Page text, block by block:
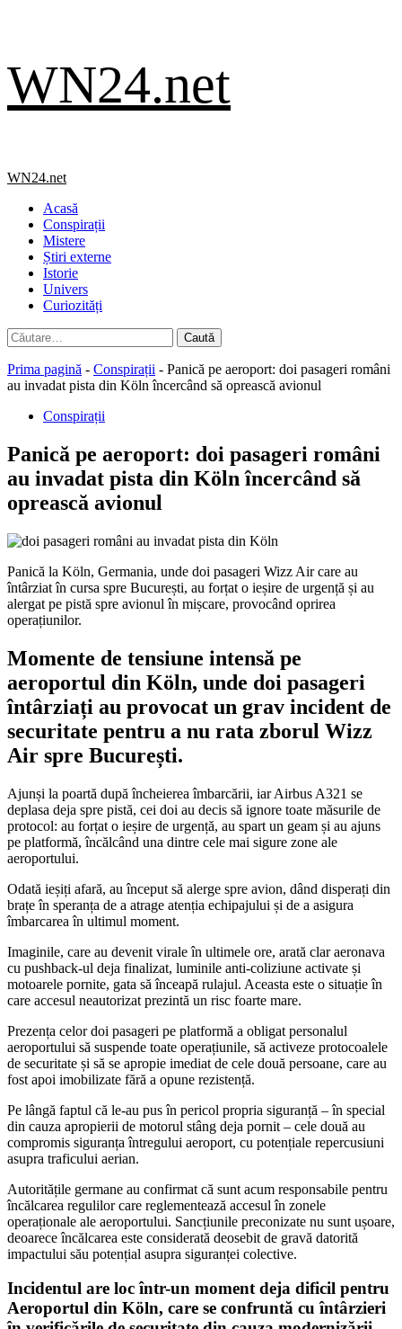
to
content
WN24.net
Primary
WN24.net
Acasă
Conspirații
Mistere
Știri externe
Istorie
Univers
Curiozități
Caută
după:
Prima pagină - Conspirații - Panică pe aeroport: doi pasageri români
au invadat pista din Köln încercând să oprească avionul
Conspirații
Panică pe aeroport: doi pasageri români
au invadat pista din Köln încercând să
oprească avionul
Panică la Köln, Germania, unde doi pasageri Wizz Air care au
întârziat în cursa spre București, au forțat o ieșire de urgență și au
alergat pe pistă spre avionul în mișcare, provocând oprirea
operațiunilor.
Momente de tensiune intensă pe
aeroportul din Köln, unde doi pasageri
întârziați au provocat un grav incident de
securitate pentru a nu rata zborul Wizz
Air spre București.
Ajunși la poartă după încheierea îmbarcării, iar Airbus A321 se
deplasa deja spre pistă, cei doi au decis să ignore toate măsurile de
protocol: au forțat o ieșire de urgență, au spart un geam și au ajuns
pe platformă, încălcând una dintre cele mai sigure zone ale
aeroportului.
Odată ieșiți afară, au început să alerge spre avion, dând disperați din
brațe în speranța de a atrage atenția echipajului și de a asigura
îmbarcarea în ultimul moment.
Imaginile, care au devenit virale în ultimele ore, arată clar aeronava
cu pushback-ul deja finalizat, luminile anti-coliziune activate și
motoarele pornite, gata să înceapă rulajul. Aceasta este o situație în
care accesul neautorizat prezintă un risc foarte mare.
Prezența celor doi pasageri pe platformă a obligat personalul
aeroportului să suspende toate operațiunile, să activeze protocoalele
de securitate și să se apropie imediat de cele două persoane, care au
fost apoi imobilizate fără a opune rezistență.
Pe lângă faptul că le-au pus în pericol propria siguranță – în special
din cauza apropierii de motorul stâng deja pornit – cele două au
compromis siguranța întregului aeroport, cu potențiale repercusiuni
asupra traficului aerian.
Autoritățile germane au confirmat că sunt acum responsabile pentru
încălcarea regulilor care reglementează accesul în zonele
operaționale ale aeroportului. Sancțiunile preconizate nu sunt ușoare,
deoarece încălcarea este considerată deosebit de gravă datorită
impactului său potențial asupra siguranței colective.
Incidentul are loc într-un moment deja dificil pentru
Aeroportul din Köln, care se confruntă cu întârzieri